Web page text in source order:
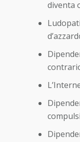
diventa